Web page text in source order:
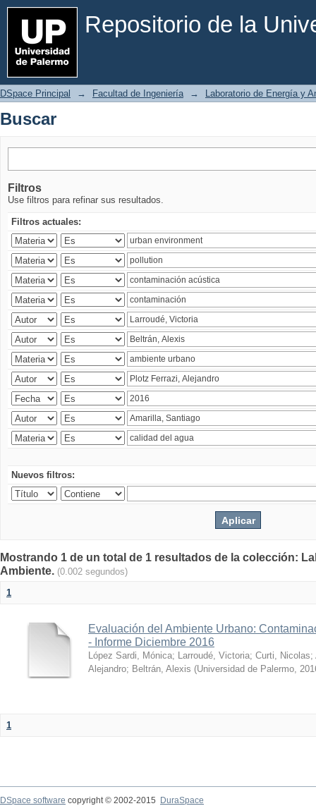
Repositorio de la
Buscar
DSpace Principal → Facultad de Ingeniería → Laboratorio de Energía y
Buscar
Filtros
Use filtros para refinar sus resultados.
Filtros actuales:
Nuevos filtros:
Mostrando 1 de un total de 1 resultados de la colección:
Ambiente. (0.002 segundos)
1
Evaluación del Ambiente Urbano:
- Informe Diciembre 2016
López Sardi, Mónica; Larroudé, Victoria; Curti, Nicolas;
Alejandro; Beltrán, Alexis (Universidad de Palermo,
1
DSpace software copyright © 2002-2015
DuraSpace